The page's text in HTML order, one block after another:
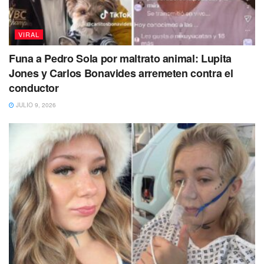
Un video compartido en redes sociales capturó el
momento en el que el turista fue alcanzado por personal
de seguridad de la zona arqueológica para indicarle que
bajara de la pirámide de
Kukulkán
y una vez abajo recibió
una buena “dotación” de palazos.
El turista tuvo que pagar además una multa por
desobedecer los anuncios que hay en diversos puntos de
la zona.
VIRAL
Funa a Pedro Sola por maltrato animal: Lupita
Jones y Carlos Bonavides arremeten contra el
conductor
JULIO 9, 2026